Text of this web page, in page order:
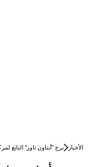
الأخبار برج "أبتاون تاور" التابع لمركز